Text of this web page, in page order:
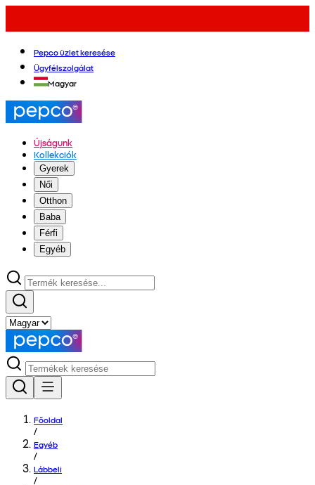
Pepco üzlet keresése
Ügyfélszolgálat
Magyar
Újságunk
Kollekciók
Gyerek
Női
Otthon
Baba
Férfi
Egyéb
Főoldal
/
Egyéb
/
Lábbeli
/